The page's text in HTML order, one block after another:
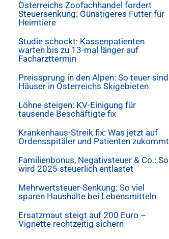
Österreichs Zoofachhandel fordert
Steuersenkung: Günstigeres Futter für
Heimtiere
Studie schockt: Kassenpatienten
warten bis zu 13-mal länger auf
Facharzttermin
Preissprung in den Alpen: So teuer sind
Häuser in Österreichs Skigebieten
Löhne steigen: KV-Einigung für
tausende Beschäftigte fix
Krankenhaus-Streik fix: Was jetzt auf
Ordensspitäler und Patienten zukommt
Familienbonus, Negativsteuer & Co.: So
wird 2025 steuerlich entlastet
Mehrwertsteuer-Senkung: So viel
sparen Haushalte bei Lebensmitteln
Ersatzmaut steigt auf 200 Euro –
Vignette rechtzeitig sichern